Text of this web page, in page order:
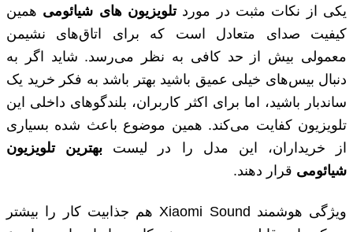
یکی از نکات مثبت در موردتلویزیون های شیائومی همین
کیفیت صدای متعادل است که برای اتاق‌های نشیمن
معمولی بیش از حد کافی به نظر می‌رسد. شاید اگر به
دنبال بیس‌های خیلی عمیق باشید بهتر باشد به فکر خرید یک
ساندبار باشید، اما برای اکثر کاربران، بلندگوهای داخلی این
تلویزیون کفایت می‌کند. همین موضوع باعث شده بسیاری
از خریداران، این مدل را در لیست بهترین تلویزیون
شیائومی قرار دهند.
ویژگی هوشمند Xiaomi Sound هم جذابیت کار را بیشتر